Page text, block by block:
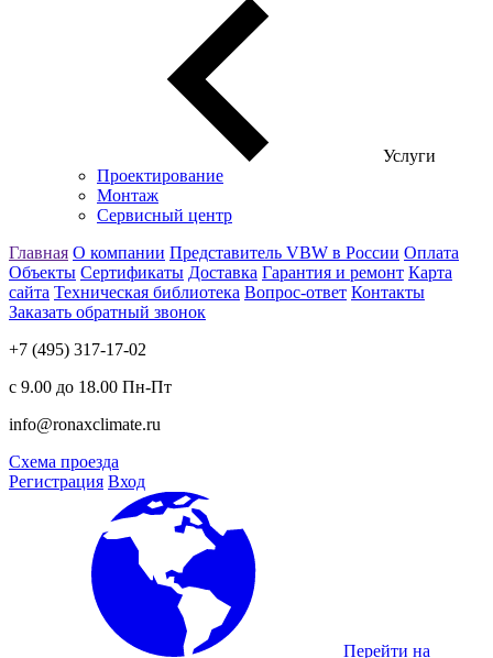
Услуги
Проектирование
Монтаж
Сервисный центр
Главная О компании Представитель VBW в России Оплата
Объекты Сертификаты Доставка Гарантия и ремонт Карта
сайта Техническая библиотека Вопрос-ответ Контакты
Заказать обратный звонок
+7 (495) 317-17-02
с 9.00 до 18.00 Пн-Пт
info@ronaxclimate.ru
Схема проезда
Регистрация Вход
Перейти на